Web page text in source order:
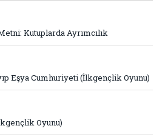
Kutuplarda Ayrımcılık
Eşya Cumhuriyeti (İlkgençlik Oyunu)
Oyunu)